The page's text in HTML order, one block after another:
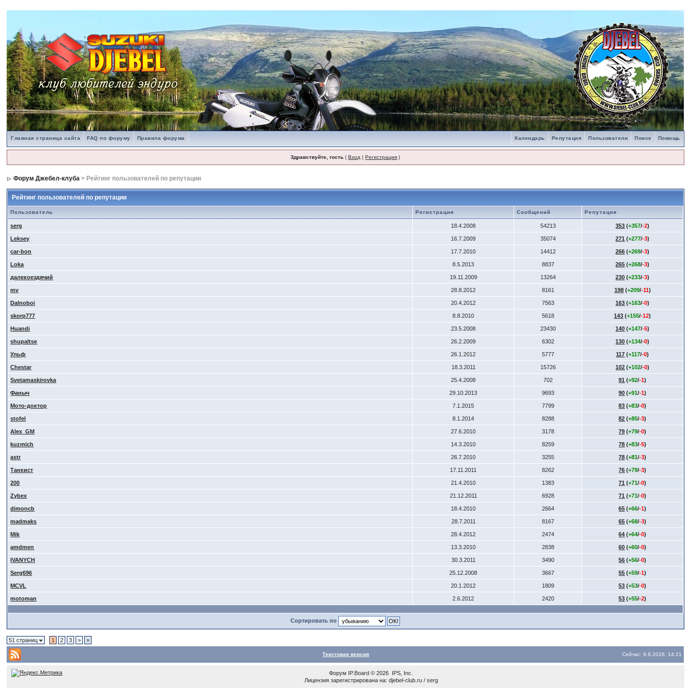
Главная страница сайта FAQ по форуму Правила форума Помощь
Поиск
Пользователи
Репутация
Календарь
Здравствуйте, гость (Вход |Регистрация )
Форум Джебел-клуба > Рейтинг пользователей по репутации
Рейтинг пользователей по репутации
Пользователь Регистрация Сообщений Репутация
serg 18.4.2008 54213 353 (+357/-2)
Leksey 16.7.2009 35074 271 (+277/-3)
car-bon 17.7.2010 14412 266 (+269/-3)
Loka 8.5.2013 8837 265 (+268/-3)
далекоездячий 19.11.2009 13264 230 (+233/-3)
mv 28.8.2012 8161 198(+209/-11)
Dalnoboi 20.4.2012 7563 163 (+163/-0)
skorp777 8.8.2010 5618 143 (+155/-12)
Huandi 23.5.2008 23430 140 (+147/-5)
shupaltse 26.2.2009 6302 130 (+134/-0)
Ульф 26.1.2012 5777 117 (+117/-0)
Сhestar 18.3.2011 15726 102 (+102/-0)
Svetamaskirovka 25.4.2008 702 91 (+92/-1)
Фаныч 29.10.2013 9693 90 (+91/-1)
Мото-доктор 7.1.2015 7799 83 (+83/-0)
stofel 8.1.2014 8288 82 (+85/-3)
Alex_GM 27.6.2010 3178 79 (+79/-0)
kuzmich 14.3.2010 8259 78 (+83/-5)
astr 26.7.2010 3255 78 (+81/-3)
Танкист 17.11.2011 8262 76 (+79/-3)
200 21.4.2010 1383 71 (+71/-0)
Zybex 21.12.2011 6928 71 (+71/-0)
dimoncb 18.4.2010 2664 65 (+66/-1)
madmaks 28.7.2011 8167 65 (+68/-3)
Mik 28.4.2012 2474 64 (+64/-0)
amdmen 13.3.2010 2838 60 (+60/-0)
IVANYCH 30.3.2011 3490 56 (+56/-0)
Serg696 25.12.2008 3667 55 (+59/-1)
MCVL 20.1.2012 1809 53 (+53/-0)
motoman 2.6.2012 2420 53 (+55/-2)
Сортировать по
51 страниц 1 2 3 > »
Текстовая версия Сейчас: 9.8.2026, 14:21
Форум IP.Board © 2026 IPS, Inc
Лицензия зарегистрирована на: djebel-club.ru / serg